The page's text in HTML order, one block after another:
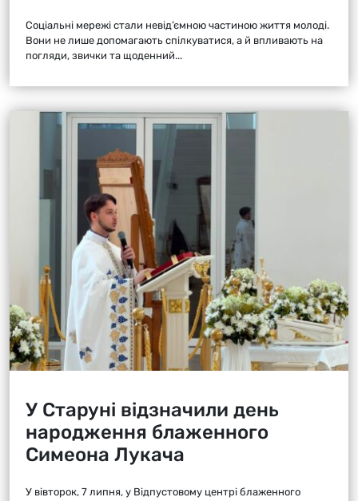
Соціальні мережі стали невід’ємною частиною життя молоді.
Вони не лише допомагають спілкуватися, а й впливають на
погляди, звички та щоденний...
У Старуні відзначили день
народження блаженного
Симеона Лукача
У вівторок, 7 липня, у Відпустовому центрі блаженного